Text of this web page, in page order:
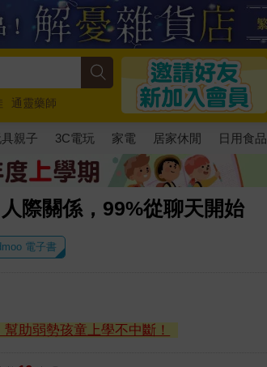
通靈藥師
親子 3C電玩 家電 居家休閒 日用食品
人際關係，99%從聊天開始
電子書
助弱勢孩童上學不中斷！